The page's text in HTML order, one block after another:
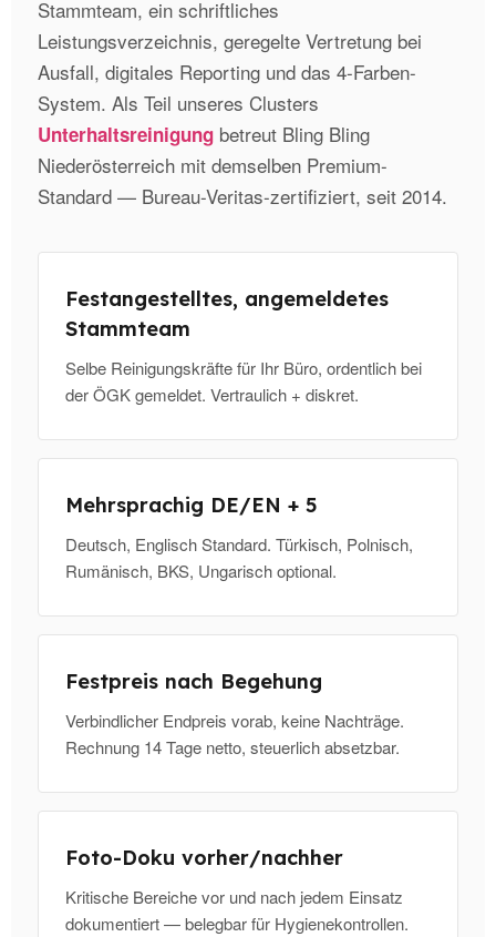
Stammteam, ein schriftliches
Leistungsverzeichnis, geregelte Vertretung bei
Ausfall, digitales Reporting und das 4-Farben-
System. Als Teil unseres Clusters
Unterhaltsreinigung betreut Bling Bling
Niederösterreich mit demselben Premium-
Standard — Bureau-Veritas-zertifiziert, seit 2014.
Festangestelltes, angemeldetes
Stammteam
Selbe Reinigungskräfte für Ihr Büro, ordentlich bei
der ÖGK gemeldet. Vertraulich + diskret.
Mehrsprachig DE/EN + 5
Deutsch, Englisch Standard. Türkisch, Polnisch,
Rumänisch, BKS, Ungarisch optional.
Festpreis nach Begehung
Verbindlicher Endpreis vorab, keine Nachträge.
Rechnung 14 Tage netto, steuerlich absetzbar.
Foto-Doku vorher/nachher
Kritische Bereiche vor und nach jedem Einsatz
dokumentiert — belegbar für Hygienekontrollen.